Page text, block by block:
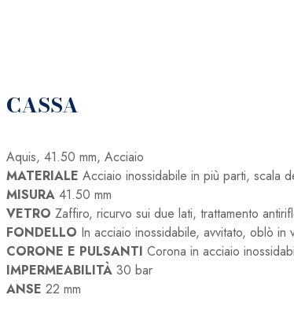
07
09PEB
quantità
CASSA
Aquis, 41.50 mm, Acciaio
MATERIALE Acciaio inossidabile in più parti, scala
MISURA 41.50 mm
VETRO Zaffiro, ricurvo sui due lati, trattamento
FONDELLO In acciaio inossidabile, avvitato, oblò in
CORONE E PULSANTI Corona in acciaio
IMPERMEABILITÀ 30 bar
ANSE 22 mm